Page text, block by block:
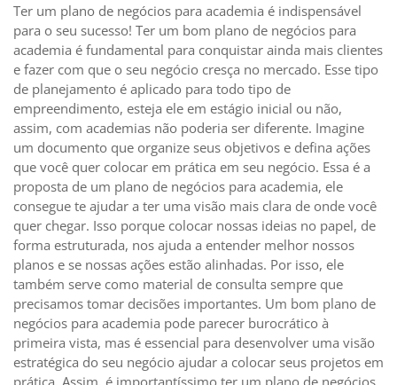
Ter um plano de negócios para academia é indispensável
para o seu sucesso! Ter um bom plano de negócios para
academia é fundamental para conquistar ainda mais clientes
e fazer com que o seu negócio cresça no mercado. Esse tipo
de planejamento é aplicado para todo tipo de
empreendimento, esteja ele em estágio inicial ou não,
assim, com academias não poderia ser diferente. Imagine
um documento que organize seus objetivos e defina ações
que você quer colocar em prática em seu negócio. Essa é a
proposta de um plano de negócios para academia, ele
consegue te ajudar a ter uma visão mais clara de onde você
quer chegar. Isso porque colocar nossas ideias no papel, de
forma estruturada, nos ajuda a entender melhor nossos
planos e se nossas ações estão alinhadas. Por isso, ele
também serve como material de consulta sempre que
precisamos tomar decisões importantes. Um bom plano de
negócios para academia pode parecer burocrático à
primeira vista, mas é essencial para desenvolver uma visão
estratégica do seu negócio ajudar a colocar seus projetos em
prática. Assim, é importantíssimo ter um plano de negócios